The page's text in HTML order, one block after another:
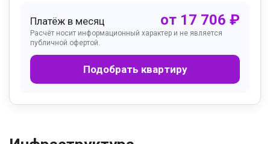
Платёж в месяц от 17 706 ₽
Расчёт носит информационный характер и не является
публичной офертой.
Подобрать квартиру